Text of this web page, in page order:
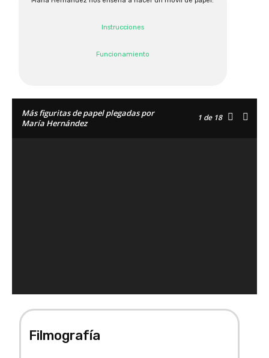
Instrucciones
Funcionamiento
Más figuritas de papel plegadas por
María Hernández
1 de 18
Filmografía